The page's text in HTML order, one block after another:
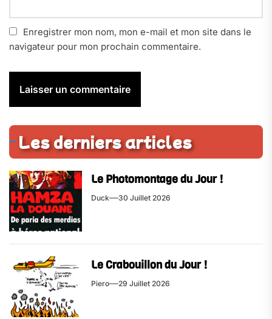
Enregistrer mon nom, mon e-mail et mon site dans le
navigateur pour mon prochain commentaire.
Les derniers articles
Le Photomontage du Jour !
Duck 30 Juillet 2026
Le Crabouillon du Jour !
Piero 29 Juillet 2026